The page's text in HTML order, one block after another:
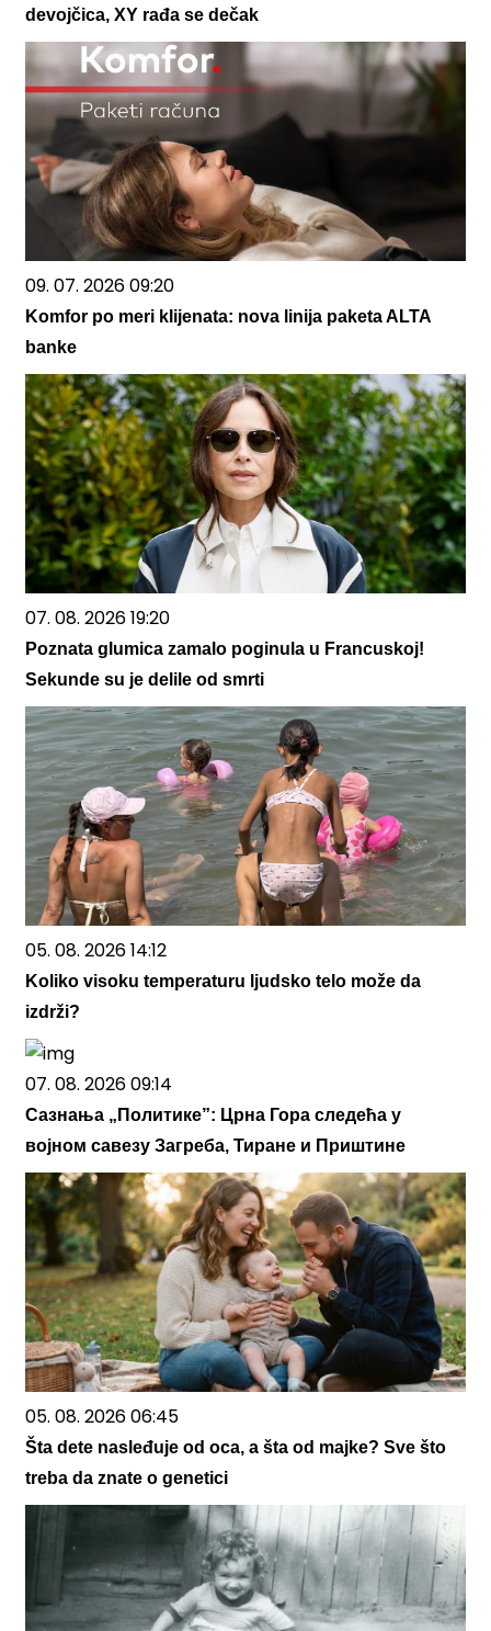
devojčica, XY rađa se dečak
09. 07. 2026 09:20
Komfor po meri klijenata: nova linija paketa ALTA
banke
07. 08. 2026 19:20
Poznata glumica zamalo poginula u Francuskoj!
Sekunde su je delile od smrti
05. 08. 2026 14:12
Koliko visoku temperaturu ljudsko telo može da
izdrži?
07. 08. 2026 09:14
Сазнања „Политике”: Црна Гора следећа у
војном савезу Загреба, Тиране и Приштине
05. 08. 2026 06:45
Šta dete nasleđuje od oca, a šta od majke? Sve što
treba da znate o genetici